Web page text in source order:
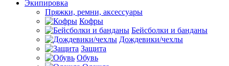
Экипировка
Пряжки, ремни, аксессуары
Кофры
Бейсболки и банданы
Дождевики/чехлы
Защита
Обувь